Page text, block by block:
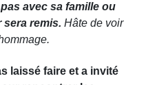
avec sa famille ou
sera remis. Hâte de voir
laissé faire et a invité